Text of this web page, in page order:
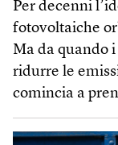
Per decenni
fotovoltaiche
Ma da quando
ridurre le
comincia a